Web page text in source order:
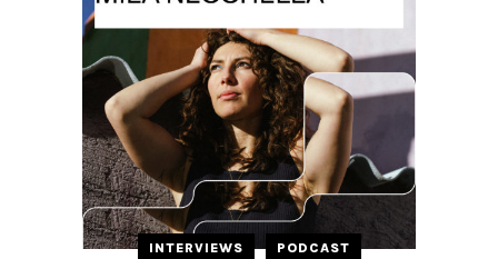
INTERVIEWS PODCAST